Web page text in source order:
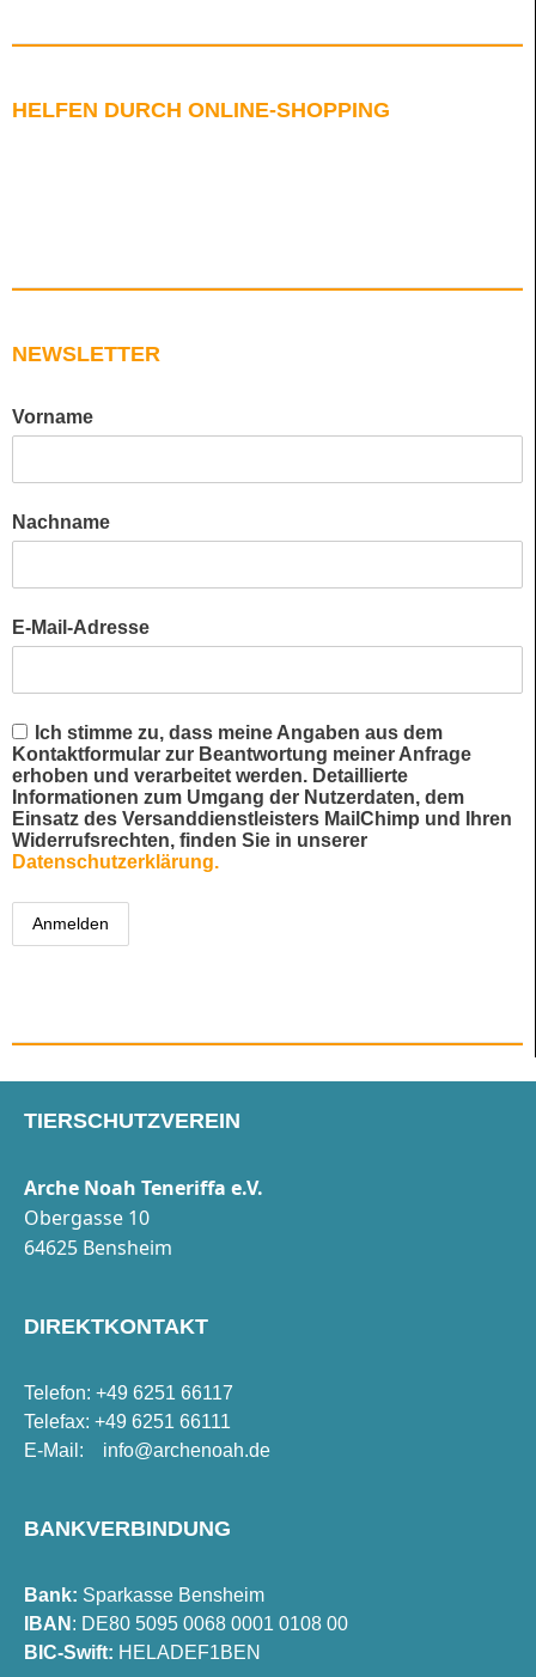
HELFEN DURCH ONLINE-SHOPPING
NEWSLETTER
Vorname
Nachname
E-Mail-Adresse
Ich stimme zu, dass meine Angaben aus dem
Kontaktformular zur Beantwortung meiner Anfrage
erhoben und verarbeitet werden. Detaillierte
Informationen zum Umgang der Nutzerdaten, dem
Einsatz des Versanddienstleisters MailChimp und Ihren
Widerrufsrechten, finden Sie in unserer
Datenschutzerklärung.
TIERSCHUTZVEREIN
Arche Noah Teneriffa e.V.
Obergasse 10
64625 Bensheim
DIREKTKONTAKT
Telefon: +49 6251 66117
Telefax: +49 6251 66111
E-Mail: info@archenoah.de
BANKVERBINDUNG
Bank: Sparkasse Bensheim
IBAN : DE80 5095 0068 0001 0108 00
BIC-Swift: HELADEF1BEN